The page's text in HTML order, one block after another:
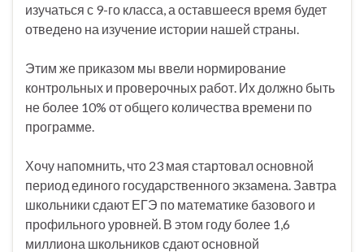
изучаться с 9-го класса, а оставшееся время будет
отведено на изучение истории нашей страны.
Этим же приказом мы ввели нормирование
контрольных и проверочных работ. Их должно быть
не более 10% от общего количества времени по
программе.
Хочу напомнить, что 23 мая стартовал основной
период единого государственного экзамена. Завтра
школьники сдают ЕГЭ по математике базового и
профильного уровней. В этом году более 1,6
миллиона школьников сдают основной